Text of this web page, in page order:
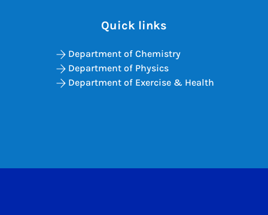
Quick links
Department of Chemistry
Department of Physics
Department of Exercise & Health